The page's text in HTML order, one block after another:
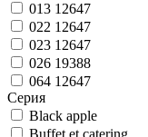
013 12647
022 12647
023 12647
026 19388
064 12647
Серия
Black apple